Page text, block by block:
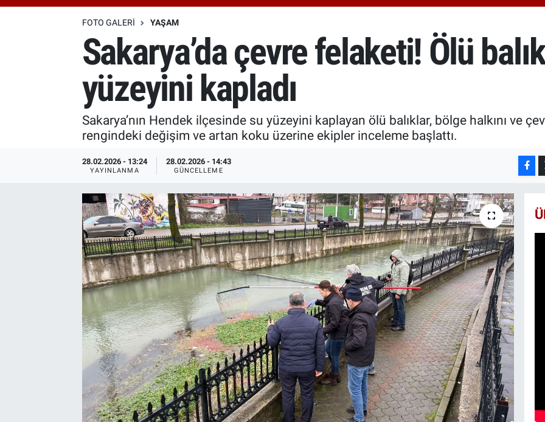
FOTO GALERI YAŞAM
Sakarya’da çevre felaketi! Ölü
yüzeyini kapladı
Sakarya’nın Hendek ilçesinde su yüzeyini kaplayan ölü balıklar, bölge halkını ve
rengindeki değişim ve artan koku üzerine ekipler inceleme başlattı.
28.02.2026 - 13:24
YAYINLANMA
28.02.2026 - 14:43
GÜNCELLEME
Özel Haberler
Özel Haberler
Erişim Bilgileri
Haber Arşivi